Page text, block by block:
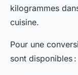
kilogrammes
cuisine.
Pour une
sont disponibles :